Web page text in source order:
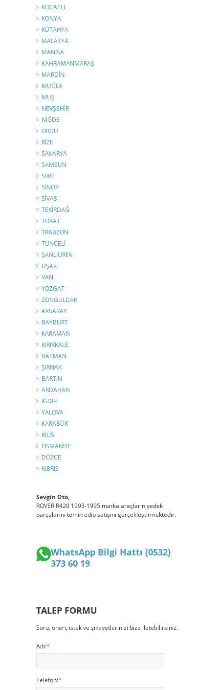
KOCAELİ
KONYA
KÜTAHYA
MALATYA
MANİSA
KAHRAMANMARAŞ
MARDİN
MUĞLA
MUŞ
NEVŞEHİR
NİĞDE
ORDU
RİZE
SAKARYA
SAMSUN
SİİRT
SİNOP
SİVAS
TEKİRDAĞ
TOKAT
TRABZON
TUNCELİ
ŞANLIURFA
UŞAK
VAN
YOZGAT
ZONGULDAK
AKSARAY
BAYBURT
KARAMAN
KIRIKKALE
BATMAN
ŞIRNAK
BARTIN
ARDAHAN
IĞDIR
YALOVA
KARABÜK
KİLİS
OSMANİYE
DÜZCE
KIBRIS
Sevgin Oto,
ROVER R420 1993-1995 marka araçların yedek
parçalarını temin edip satışını gerçekleştirmektedir.
WhatsApp Bilgi Hattı (0532)
373 60 19
TALEP FORMU
Soru, öneri, istek ve şikayetlerinizi bize iletebilirsiniz.
Adı:*
Telefon:*